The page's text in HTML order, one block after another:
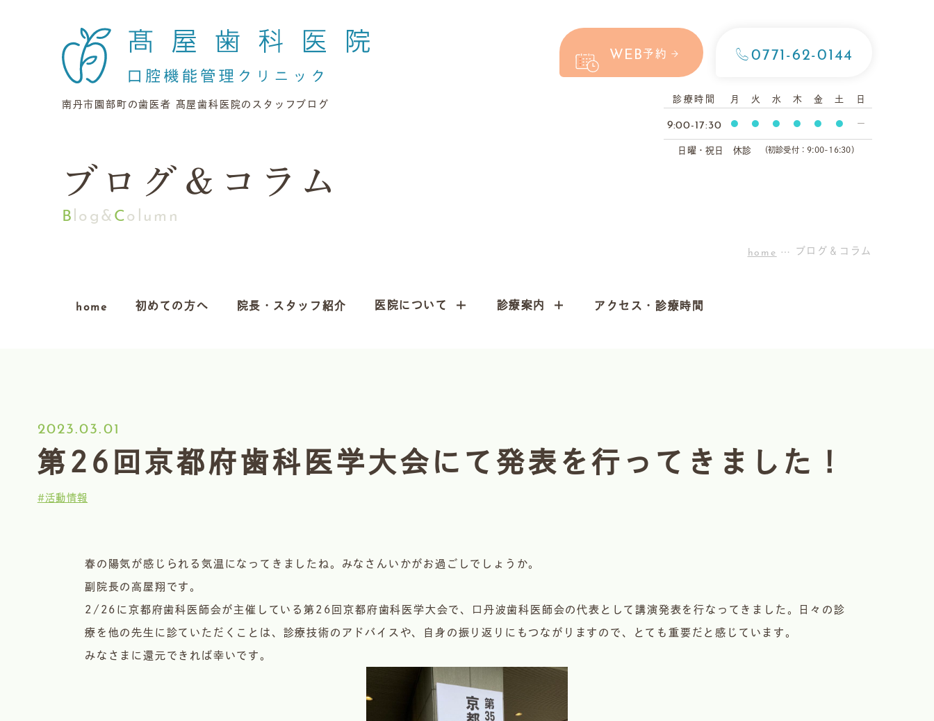
南丹市園部町の歯医者 髙屋歯科医院のスタッフブログ
WEB予約 0771-62-0144
日曜・祝日 休診 （初診受付：9:00-16:30）
診療時間 月 火 水 木 金 土 日
9:00-17:30 ● ● ● ● ● ● ー
ブログ＆コラム
Blog&Column
home ブログ＆コラム
home 初めての方へ 院長・ スタッフ紹介 医院について 診療案内 アクセス・ 診療時間
2023.03.01
第26回京都府歯科医学大会にて発表を行ってきました！
#活動情報
春の陽気が感じられる気温になってきましたね。みなさんいかがお過ごしでしょうか。
副院長の高屋翔です。
2/26に京都府歯科医師会が主催している第26回京都府歯科医学大会で、口丹波歯科医師会の代表として講演発表を行なってきました。日々の診
療を他の先生に診ていただくことは、診療技術のアドバイスや、自身の振り返りにもつながりますので、とても重要だと感じています。
みなさまに還元できれば幸いです。